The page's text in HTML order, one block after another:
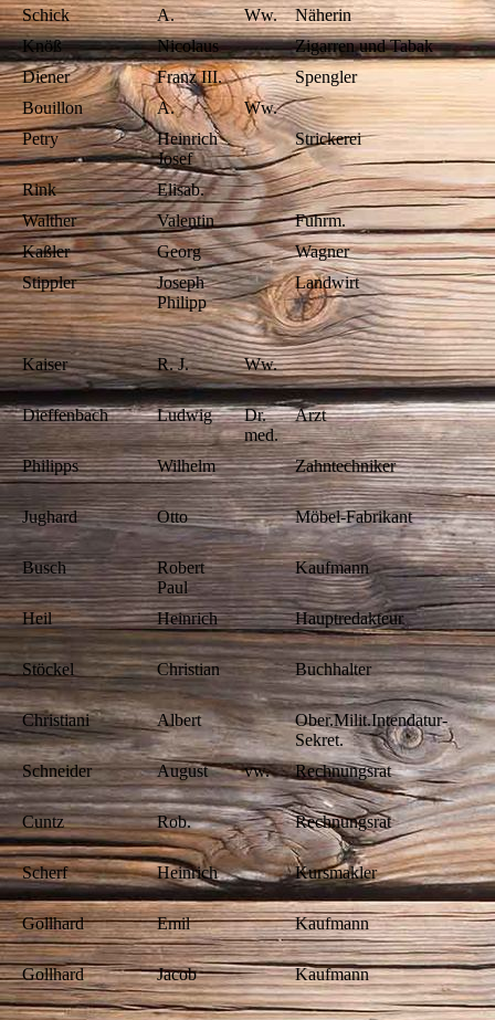
Schick
A. Ww.
Näherin
Knöß
Nicolaus
Zigarren und Tabak
Diener
Franz III.
Spengler
Bouillon
A.
Ww.
Petry
Heinrich
Josef
Strickerei
Rink
Elisab.
Walther
Valentin
Fuhrm.
Kaßler
Georg
Wagner
Stippler
Joseph
Philipp
Landwirt
Kaiser R. J. Ww.
Dieffenbach Ludwig
Dr.
med.
Arzt
Philipps Wilhelm Zahntechniker
Jughard Otto Möbel-Fabrikant
Busch
Robert
Paul
Kaufmann
Heil Heinrich Hauptredakteur
Stöckel Christian Buchhalter
Christiani Albert
Ober.Milit.Intendatur-
Sekret.
Schneider
August vw. Rechnungsrat
Cuntz Rob. Rechnungsrat
Scherf Heinrich Kursmakler
Gollhard Emil Kaufmann
Gollhard Jacob Kaufmann